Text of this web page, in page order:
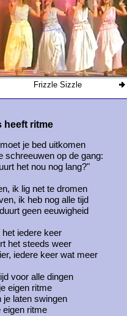
Frizzle Sizzle
heeft ritme
je bed uitkomen
schreeuwen op de gang:
het nou nog lang?"
ik lig net te dromen
ik heb nog alle tijd
geen eeuwigheid
het iedere keer
het steeds weer
iedere keer wat meer
voor alle dingen
eigen ritme
je laten swingen
eigen ritme